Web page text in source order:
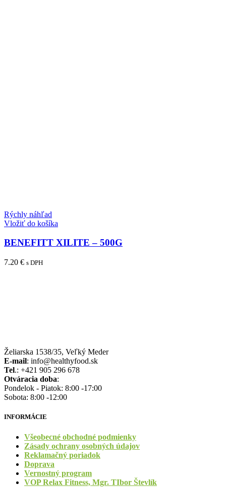
Rýchly náhľad
Vložiť do košíka
BENEFITT XILITE – 500G
7.20 € s DPH
Želiarska 1538/35, Veľký Meder
E-mail: info@healthyfood.sk
Tel.: +421 905 296 678
Otváracia doba:
Pondelok - Piatok: 8:00 -17:00
Sobota: 8:00 -12:00
INFORMÁCIE
Všeobecné obchodné podmienky
Zásady ochrany osobných údajov
Reklamačný poriadok
Doprava
Vernostný program
VOP Relax Fitness, Mgr. TIbor Števlík